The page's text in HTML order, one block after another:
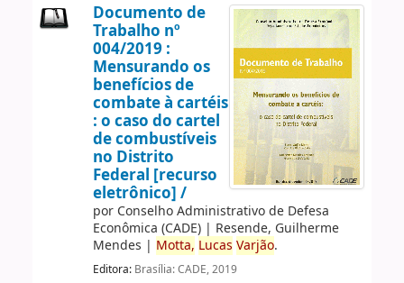
Documento de
Trabalho nº
004/2019 :
Mensurando os
benefícios de
combate à cartéis
: o caso do cartel
de combustíveis
no Distrito
Federal [recurso
eletrônico] /
por Conselho Administrativo de Defesa
Econômica (CADE)| Resende, Guilherme
Mendes | Motta, Lucas Varjão.
Editora: Brasília: CADE, 2019